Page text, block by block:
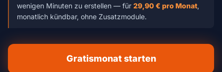
wenigen Minuten zu erstellen — für 29,90 € pro Monat,
monatlich kündbar, ohne Zusatzmodule.
Gratismonat starten